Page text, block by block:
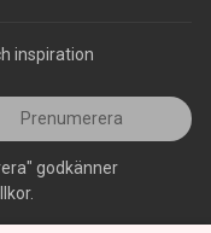
inspiration
Prenumerera
godkänner